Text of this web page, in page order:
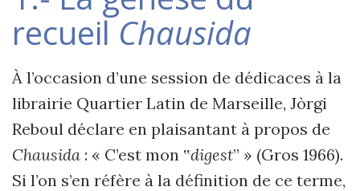
recueilChausida
À l’occasion d’une session de dédicaces à la
librairie Quartier Latin de Marseille, Jòrgi
Reboul déclare en plaisantant à propos de
Chausida : « C’est mon ‟digest” » (Gros 1966).
Si l’on s’en réfère à la définition de ce terme,